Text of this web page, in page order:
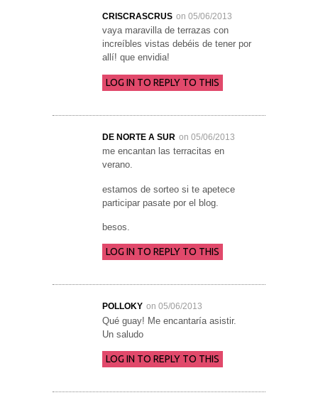
CRISCRASCRUS on 05/06/2013
vaya maravilla de terrazas con
increíbles vistas debéis de tener por
allí! que envidia!
LOG IN TO REPLY TO THIS
DE NORTE A SUR on 05/06/2013
me encantan las terracitas en
verano.
estamos de sorteo si te apetece
participar pasate por el blog.
besos.
LOG IN TO REPLY TO THIS
POLLOKY on 05/06/2013
Qué guay! Me encantaría asistir.
Un saludo
LOG IN TO REPLY TO THIS